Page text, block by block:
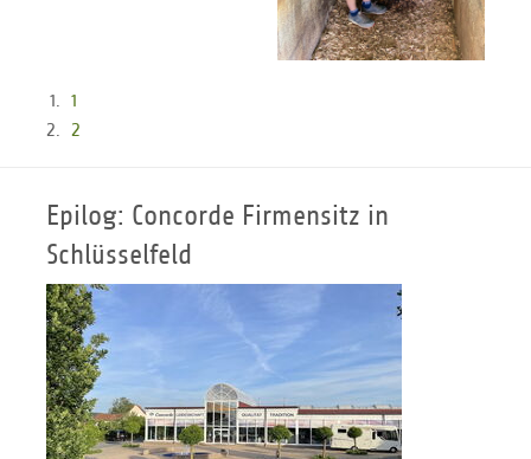
1
2
Epilog: Concorde Firmensitz in
Schlüsselfeld